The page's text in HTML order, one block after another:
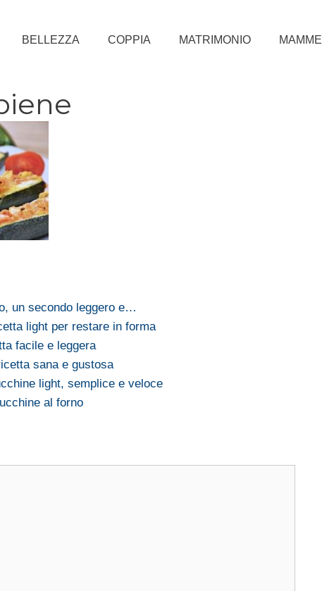
BELLEZZA COPPIA MATRIMONIO MAMME
un secondo leggero e…
light per restare in forma
facile e leggera
sana e gustosa
light, semplice e veloce
al forno